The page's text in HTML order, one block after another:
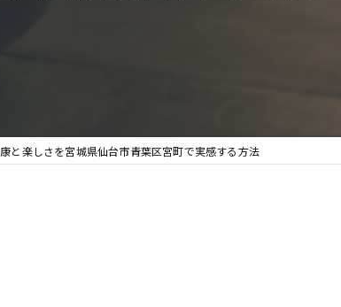
と楽しさを宮城県仙台市青葉区宮町で実感する方法